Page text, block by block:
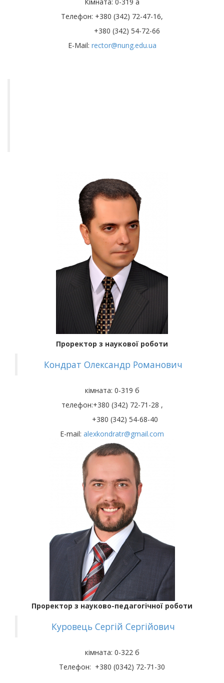
Телефон: +380 (342) 72-47-16,
+380 (342) 54-72-66
E-Mail: rector@nung.edu.ua
Проректор з наукової роботи
Кондрат Олександр Романович
кімната: 0-319 б
телефон:+380 (342) 72-71-28 ,
+380 (342) 54-68-40
Е-mail: alexkondratr@gmail.com
Проректор з науково-педагогічної роботи
Куровець Сергій Сергійович
кімната: 0-322 б
Телефон: +380 (0342) 72-71-30